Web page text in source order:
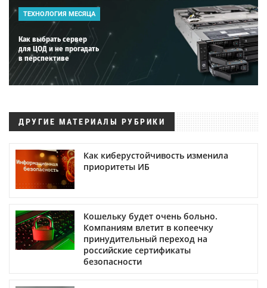
ТЕХНОЛОГИЯ МЕСЯЦА
Как выбрать сервер
для ЦОД и не прогадать
в перспективе
ДРУГИЕ МАТЕРИАЛЫ РУБРИКИ
Как киберустойчивость изменила
приоритеты ИБ
Кошельку будет очень больно.
Компаниям влетит в копеечку
принудительный переход на
российские сертификаты
безопасности